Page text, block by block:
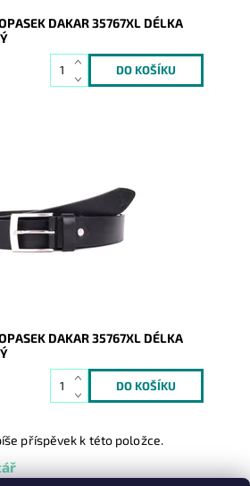
DAKAR 35767XL DÉLKA
DAKAR 35767XL DÉLKA
příspěvek k této položce.